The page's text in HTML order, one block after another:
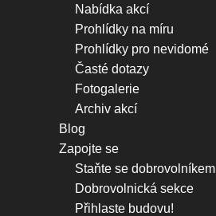
Nabídka akcí
Prohlídky na míru
Prohlídky pro nevidomé
Časté dotazy
Fotogalerie
Archiv akcí
Blog
Zapojte se
Staňte se dobrovolníkem
Dobrovolnická sekce
Přihlaste budovu!